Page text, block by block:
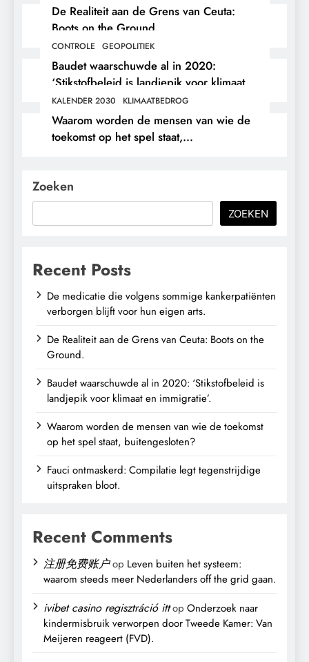
De Realiteit aan de Grens van Ceuta:
Boots on the Ground.
CONTROLE GEOPOLITIEK
Baudet waarschuwde al in 2020:
‘Stikstofbeleid is landjepik voor klimaat
en immigratie’.
KALENDER 2030 KLIMAATBEDROG
Waarom worden de mensen van wie de
toekomst op het spel staat,
Zoeken
ZOEKEN
Recent Posts
De medicatie die volgens sommige kankerpatiënten
verborgen blijft voor hun eigen arts.
De Realiteit aan de Grens van Ceuta: Boots on the
Ground.
Baudet waarschuwde al in 2020: ‘Stikstofbeleid is
landjepik voor klimaat en immigratie’.
Waarom worden de mensen van wie de toekomst
op het spel staat, buitengesloten?
Fauci ontmaskerd: Compilatie legt tegenstrijdige
uitspraken bloot.
Recent Comments
注册免费账户op Leven buiten het systeem:
waarom steeds meer Nederlanders off the grid gaan.
ivibet casino regisztráció ittop Onderzoek naar
kindermisbruik verworpen door Tweede Kamer: Van
Meijeren reageert (FVD).